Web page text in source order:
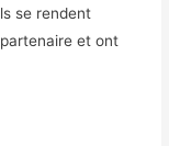
se rendent
et ont